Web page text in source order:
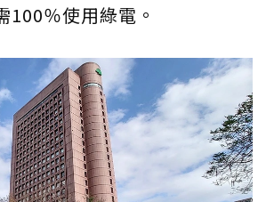
100％使用綠電。